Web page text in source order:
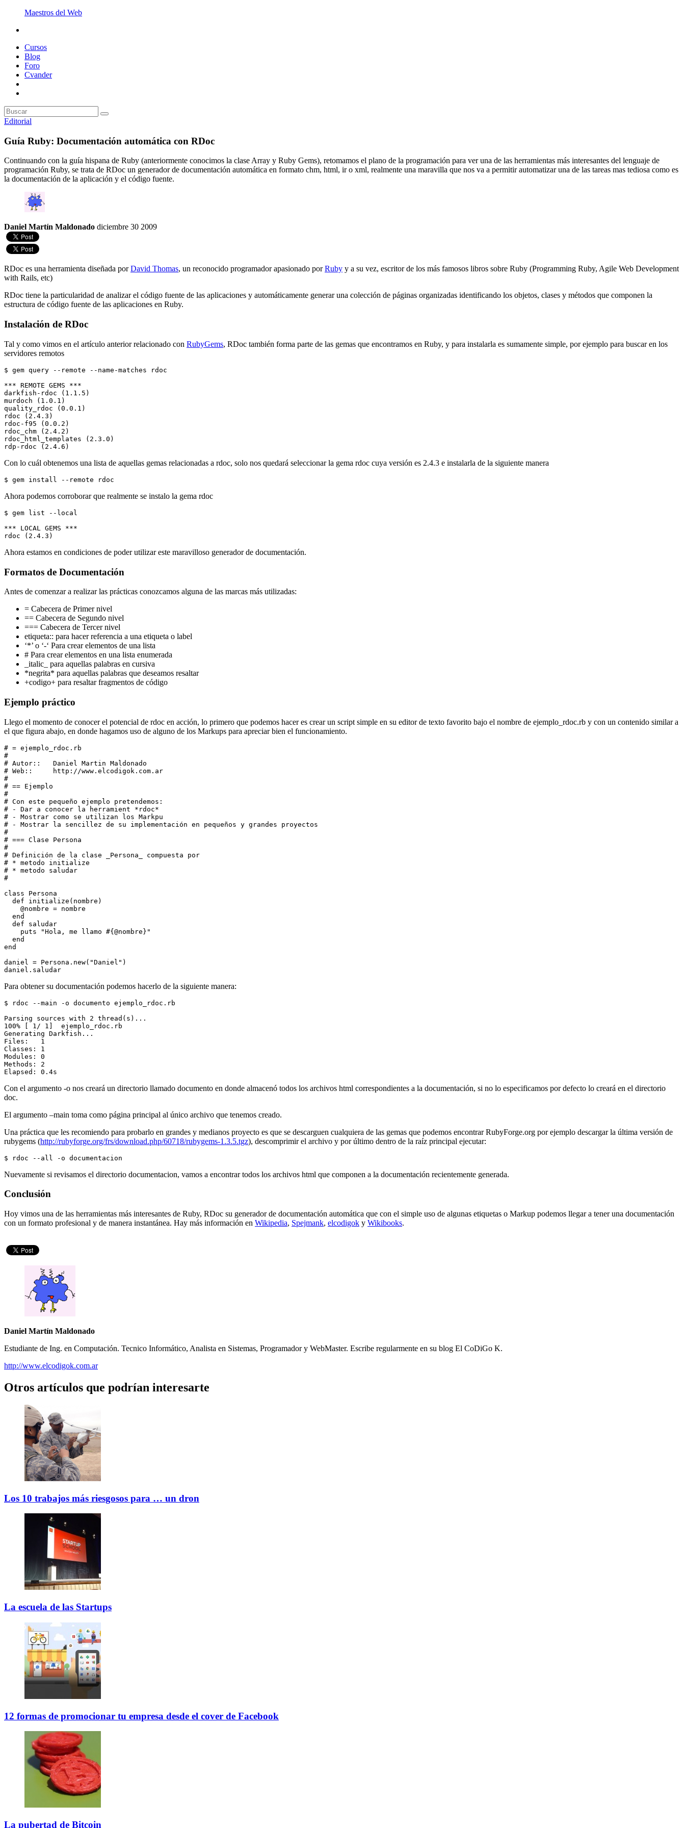
Maestros del Web
Cursos
Blog
Foro
Cvander
Editorial
Guía Ruby: Documentación automática con RDoc
Continuando con la guía hispana de Ruby (anteriormente conocimos la clase Array y Ruby Gems), retomamos el plano de la programación para ver una de las herramientas más interesantes del lenguaje de
programación Ruby, se trata de RDoc un generador de documentación automática en formato chm, html, ir o xml, realmente una maravilla que nos va a permitir automatizar una de las tareas mas tediosa como es
la documentación de la aplicación y el código fuente.
Daniel Martín Maldonado diciembre 30 2009
RDoc es una herramienta diseñada porDavid Thomas, un reconocido programador apasionado porRuby y a su vez, escritor de los más famosos libros sobre Ruby (Programming Ruby, Agile Web Development
with Rails, etc)
RDoc tiene la particularidad de analizar el código fuente de las aplicaciones y automáticamente generar una colección de páginas organizadas identificando los objetos, clases y métodos que componen la
estructura de código fuente de las aplicaciones en Ruby.
Instalación de RDoc
Tal y como vimos en el artículo anterior relacionado con RubyGems, RDoc también forma parte de las gemas que encontramos en Ruby, y para instalarla es sumamente simple, por ejemplo para buscar en los
servidores remotos
$ gem query --remote --name-matches rdoc
*** REMOTE GEMS ***
darkfish-rdoc (1.1.5)
murdoch (1.0.1)
quality_rdoc (0.0.1)
rdoc (2.4.3)
rdoc-f95 (0.0.2)
rdoc_chm (2.4.2)
rdoc_html_templates (2.3.0)
rdp-rdoc (2.4.6)
Con lo cuál obtenemos una lista de aquellas gemas relacionadas a rdoc, solo nos quedará seleccionar la gema rdoc cuya versión es 2.4.3 e instalarla de la siguiente manera
$ gem install --remote rdoc
Ahora podemos corroborar que realmente se instalo la gema rdoc
$ gem list --local
*** LOCAL GEMS ***
rdoc (2.4.3)
Ahora estamos en condiciones de poder utilizar este maravilloso generador de documentación.
Formatos de Documentación
Antes de comenzar a realizar las prácticas conozcamos alguna de las marcas más utilizadas:
= Cabecera de Primer nivel
== Cabecera de Segundo nivel
=== Cabecera de Tercer nivel
etiqueta:: para hacer referencia a una etiqueta o label
‘*’ o ‘-‘ Para crear elementos de una lista
# Para crear elementos en una lista enumerada
_italic_ para aquellas palabras en cursiva
*negrita* para aquellas palabras que deseamos resaltar
+codigo+ para resaltar fragmentos de código
Ejemplo práctico
Llego el momento de conocer el potencial de rdoc en acción, lo primero que podemos hacer es crear un script simple en su editor de texto favorito bajo el nombre de ejemplo_rdoc.rb y con un contenido similar a
el que figura abajo, en donde hagamos uso de alguno de los Markups para apreciar bien el funcionamiento.
# = ejemplo_rdoc.rb
#
# Autor::   Daniel Martin Maldonado
# Web::     http://www.elcodigok.com.ar
#
# == Ejemplo
#
# Con este pequeño ejemplo pretendemos:
# - Dar a conocer la herramient *rdoc*
# - Mostrar como se utilizan los Markpu
# - Mostrar la sencillez de su implementación en pequeños y grandes proyectos
#
# === Clase Persona
#
# Definición de la clase _Persona_ compuesta por
# * metodo initialize
# * metodo saludar
#
class Persona
  def initialize(nombre)
    @nombre = nombre
  end
  def saludar
    puts "Hola, me llamo #{@nombre}"
  end
end
daniel = Persona.new("Daniel")
Para obtener su documentación podemos hacerlo de la siguiente manera:
$ rdoc --main -o documento ejemplo_rdoc.rb
Parsing sources with 2 thread(s)...
100% [ 1/ 1]  ejemplo_rdoc.rb
Generating Darkfish...
Files:   1
Classes: 1
Modules: 0
Methods: 2
Elapsed: 0.4s
Con el argumento -o nos creará un directorio llamado documento en donde almacenó todos los archivos html correspondientes a la documentación, si no lo especificamos por defecto lo creará en el directorio
doc.
El argumento –main toma como página principal al único archivo que tenemos creado.
Una práctica que les recomiendo para probarlo en grandes y medianos proyecto es que se descarguen cualquiera de las gemas que podemos encontrar RubyForge.org por ejemplo descargar la última versión de
rubygems (http://rubyforge.org/frs/download.php/60718/rubygems-1.3.5.tgz), descomprimir el archivo y por último dentro de la raíz principal ejecutar:
$ rdoc --all -o documentacion
Nuevamente si revisamos el directorio documentacion, vamos a encontrar todos los archivos html que componen a la documentación recientemente generada.
Conclusión
Hoy vimos una de las herramientas más interesantes de Ruby, RDoc su generador de documentación automática que con el simple uso de algunas etiquetas o Markup podemos llegar a tener una documentación
con un formato profesional y de manera instantánea. Hay más información en Wikipedia, Spejmank, elcodigok y Wikibooks.
Daniel Martín Maldonado
Estudiante de Ing. en Computación. Tecnico Informático, Analista en Sistemas, Programador y WebMaster. Escribe regularmente en su blog El CoDiGo K.
http://www.elcodigok.com.ar
Otros artículos que podrían interesarte
Los 10 trabajos más riesgosos para … un dron
La escuela de las Startups
12 formas de promocionar tu empresa desde el cover de Facebook
La pubertad de Bitcoin